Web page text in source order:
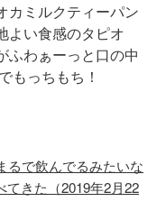
カミルクティーパン
よい食感のタピオ
ふわぁーっと口の中
もっちもち！
るで飲んでるみたいな
てきた（2019年2月22